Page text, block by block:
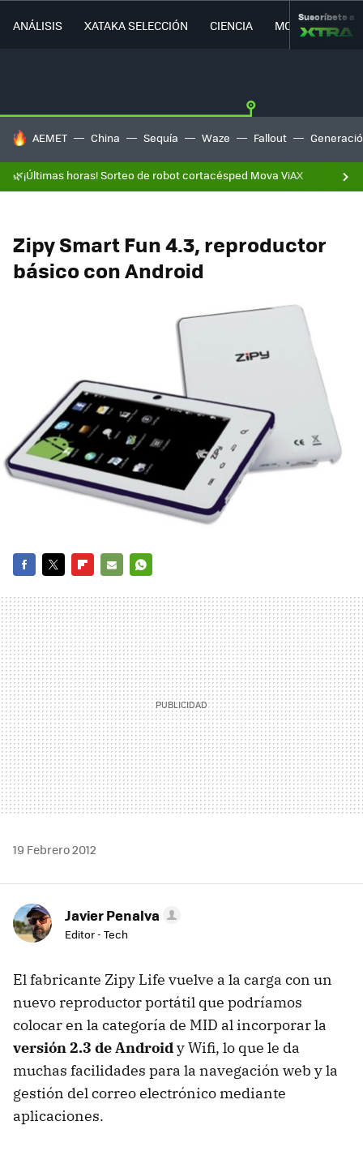
ANÁLISIS XATAKA SELECCIÓN CIENCIA MOVILIDAD
Suscríbete a
HOY SE HABLA DE
AEMET China Sequía Waze Fallout
🌿¡Últimas horas! Sorteo de robot cortacésped Mova ViAX
Zipy Smart Fun 4.3, reproductor
básico con Android
MAIL
19 Febrero 2012
Javier Penalva
Editor - Tech
El fabricante Zipy Life vuelve a la carga con un
nuevo reproductor portátil que podríamos
colocar en la categoría de MID al incorporar la
versión 2.3 de Androidy Wifi, lo que le da
muchas facilidades para la navegación web y la
gestión del correo electrónico mediante
aplicaciones.